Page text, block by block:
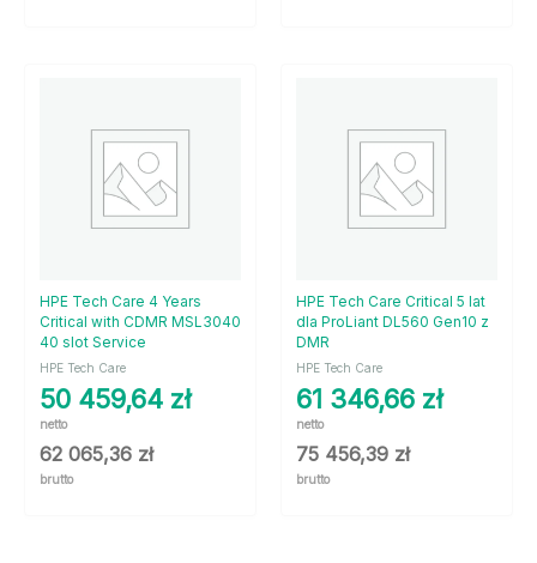
HPE Tech Care 4 Years
Critical with CDMR MSL3040
40 slot Service
HPE Tech Care
50 459,64 zł
netto
62 065,36 zł
brutto
HPE Tech Care Critical 5 lat
dla ProLiant DL560 Gen10 z
DMR
HPE Tech Care
61 346,66 zł
netto
75 456,39 zł
brutto